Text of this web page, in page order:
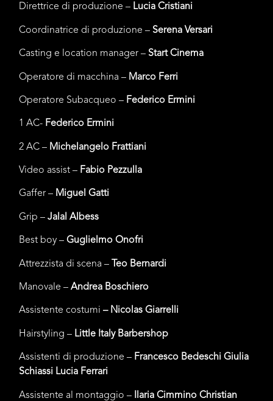
Direttrice di produzione – Lucia Cristiani
Coordinatrice di produzione – Serena Versari
Casting e location manager – Start Cinema
Operatore di macchina – Marco Ferri
Operatore Subacqueo – Federico Ermini
1 AC- Federico Ermini
2 AC – Michelangelo Frattiani
Video assist – Fabio Pezzulla
Gaffer – Miguel Gatti
Grip –Jalal Albess
Best boy –Guglielmo Onofri
Attrezzista di scena – Teo Bernardi
Manovale –Andrea Boschiero
Assistente costumi – NicolasGiarrelli
Hairstyling – Little Italy Barbershop
Assistenti di produzione – Francesco Bedeschi Giulia
Schiassi Lucia Ferrari
Assistente al montaggio – Ilaria Cimmino Christian